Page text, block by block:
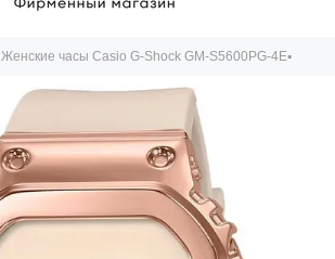
Женские часы Casio G-Shock GM-S5600PG-4E▪